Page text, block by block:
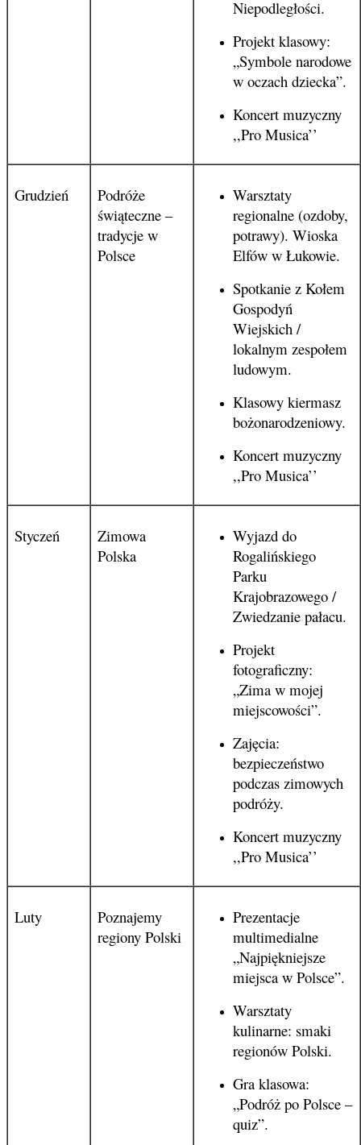
Niepodległości.
Projekt klasowy:
„Symbole narodowe
w oczach dziecka”.
Koncert muzyczny
,,Pro Musica’’
Grudzień
Podróże
świąteczne –
tradycje w
Polsce
Warsztaty
regionalne (ozdoby,
potrawy). Wioska
Elfów w Łukowie.
Spotkanie z Kołem
Gospodyń
Wiejskich /
lokalnym zespołem
ludowym.
Klasowy kiermasz
bożonarodzeniowy.
Koncert muzyczny
,,Pro Musica’’
Styczeń
Zimowa
Polska
Wyjazd do
Rogalińskiego
Parku
Krajobrazowego /
Zwiedzanie pałacu.
Projekt
fotograficzny:
„Zima w mojej
miejscowości”.
Zajęcia:
bezpieczeństwo
podczas zimowych
podróży.
Koncert muzyczny
,,Pro Musica’’
Luty
Poznajemy
regiony Polski
Prezentacje
multimedialne
„Najpiękniejsze
miejsca w Polsce”.
Warsztaty
kulinarne: smaki
regionów Polski.
Gra klasowa:
„Podróż po Polsce –
quiz”.